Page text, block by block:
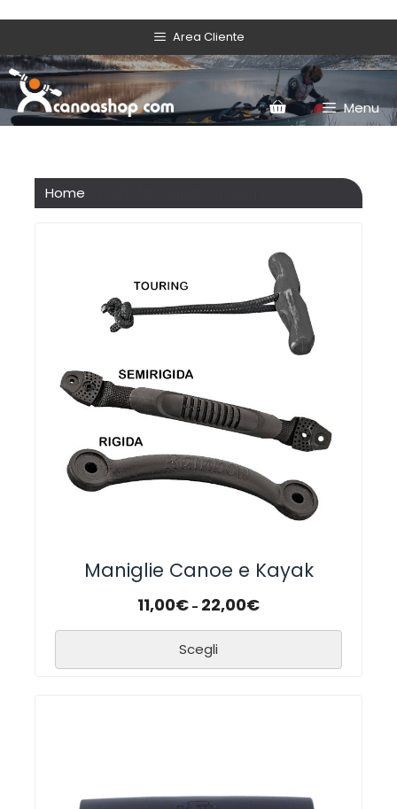
Area Cliente
Menu
Home
Maniglie Canoe e Kayak
11,00€ - 22,00€
Scegli